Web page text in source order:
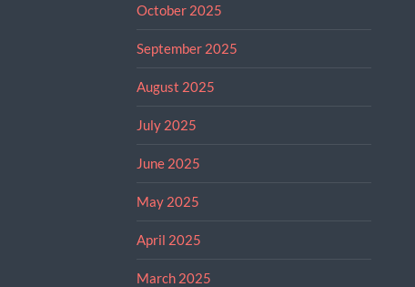
October 2025
September 2025
August 2025
July 2025
June 2025
May 2025
April 2025
March 2025